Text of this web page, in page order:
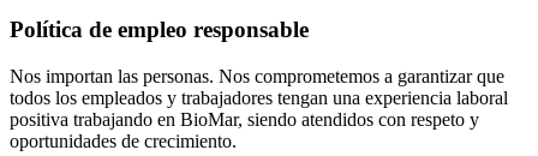
Política de empleo responsable
Nos importan las personas. Nos comprometemos a garantizar que
todos los empleados y trabajadores tengan una experiencia laboral
positiva trabajando en BioMar, siendo atendidos con respeto y
oportunidades de crecimiento.